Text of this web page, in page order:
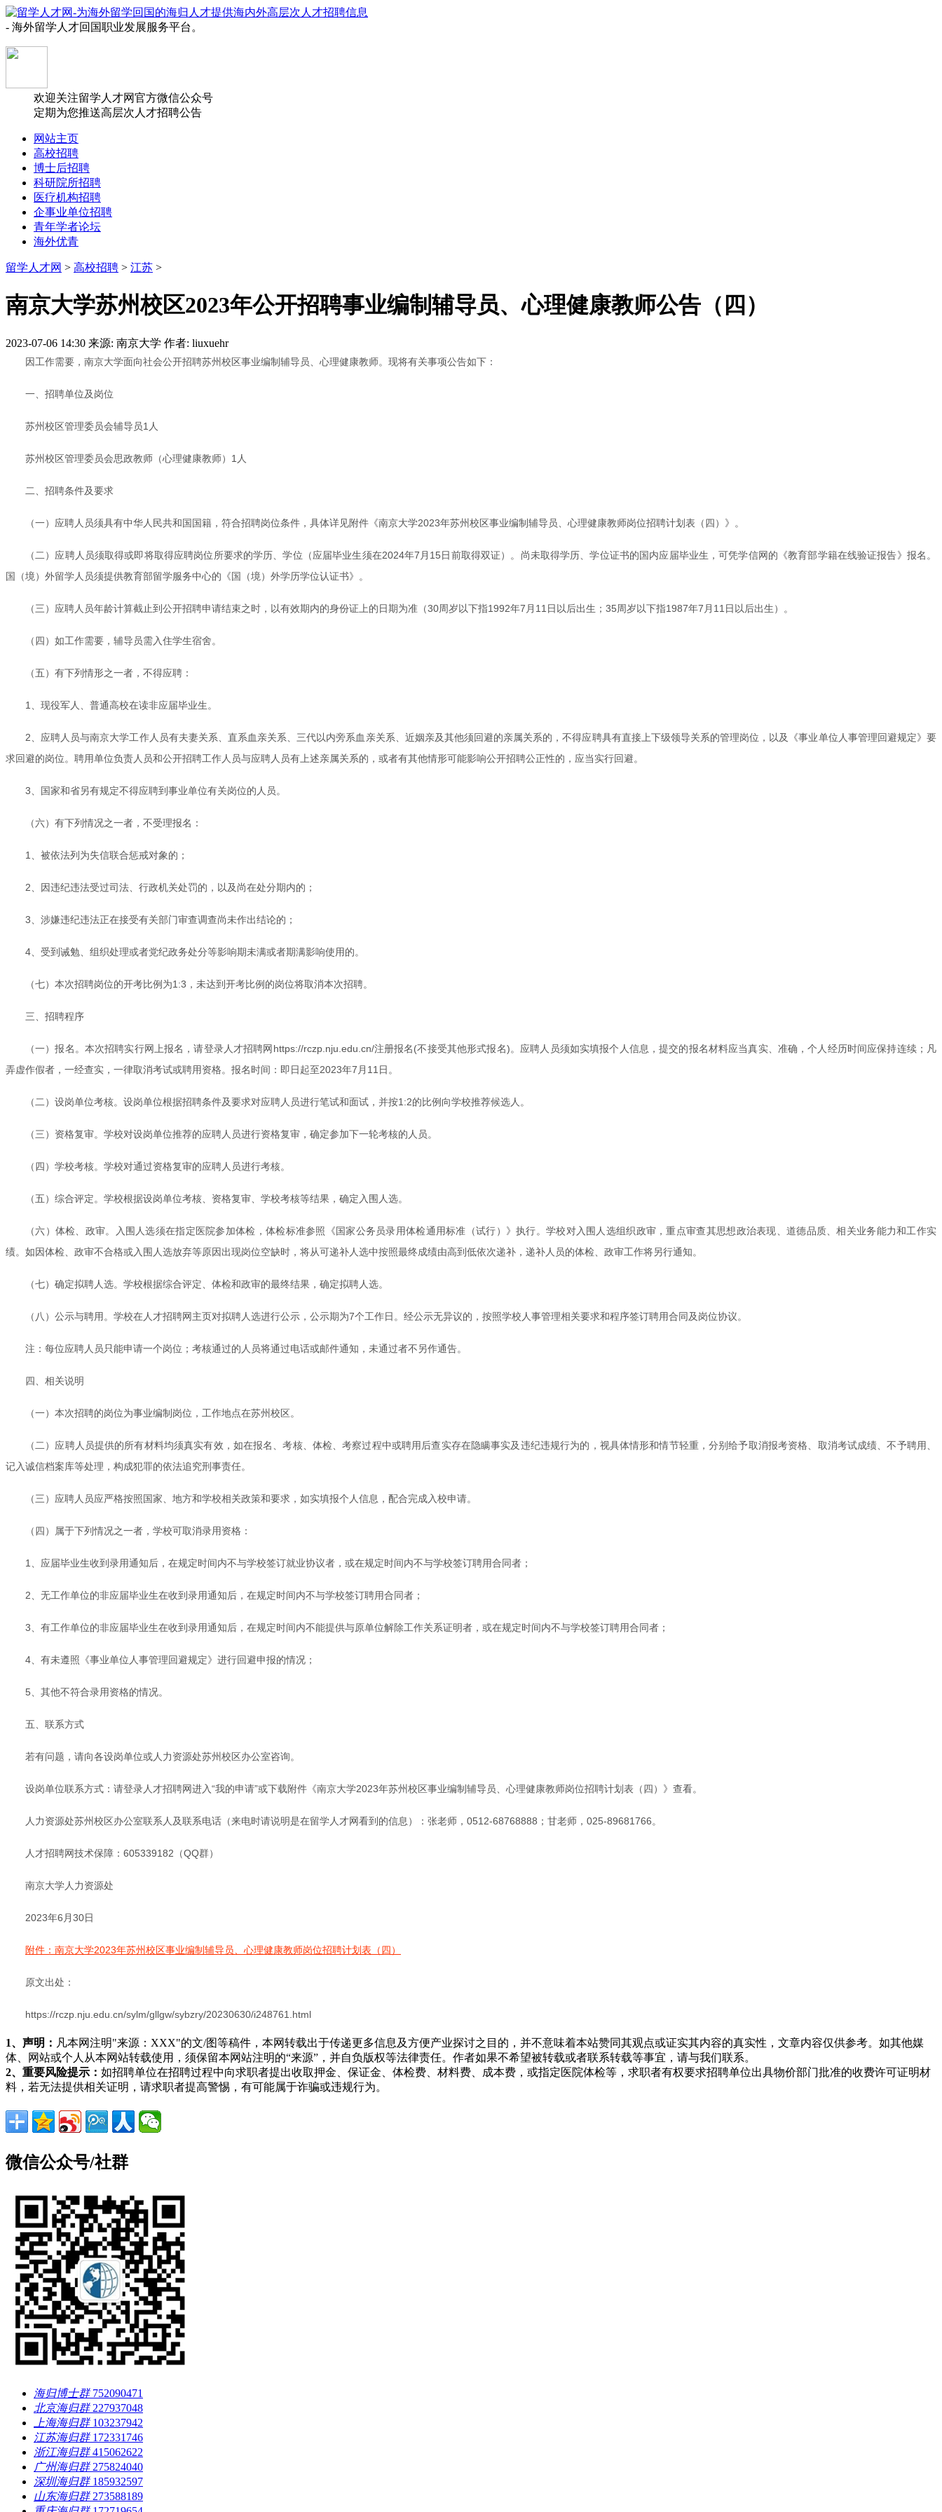
- 海外留学人才回国职业发展服务平台。
欢迎关注留学人才网官方微信公众号
定期为您推送高层次人才招聘公告
网站主页
高校招聘
博士后招聘
科研院所招聘
医疗机构招聘
企事业单位招聘
青年学者论坛
海外优青
留学人才网 > 高校招聘 > 江苏 >
南京大学苏州校区2023年公开招聘事业编制辅导员、心理健康教师公告（四）
2023-07-06 14:30 来源: 南京大学 作者: liuxuehr
因工作需要，南京大学面向社会公开招聘苏州校区事业编制辅导员、心理健康教师。现将有关事项公告如下：
一、招聘单位及岗位
苏州校区管理委员会辅导员1人
苏州校区管理委员会思政教师（心理健康教师）1人
二、招聘条件及要求
（一）应聘人员须具有中华人民共和国国籍，符合招聘岗位条件，具体详见附件《南京大学2023年苏州校区事业编制辅导员、心理健康教师岗位招聘计划表（四）》。
（二）应聘人员须取得或即将取得应聘岗位所要求的学历、学位（应届毕业生须在2024年7月15日前取得双证）。尚未取得学历、学位证书的国内应届毕业生，可凭学信网的《教育部学籍在线验证报告》报名。
国（境）外留学人员须提供教育部留学服务中心的《国（境）外学历学位认证书》。
（三）应聘人员年龄计算截止到公开招聘申请结束之时，以有效期内的身份证上的日期为准（30周岁以下指1992年7月11日以后出生；35周岁以下指1987年7月11日以后出生）。
（四）如工作需要，辅导员需入住学生宿舍。
（五）有下列情形之一者，不得应聘：
1、现役军人、普通高校在读非应届毕业生。
2、应聘人员与南京大学工作人员有夫妻关系、直系血亲关系、三代以内旁系血亲关系、近姻亲及其他须回避的亲属关系的，不得应聘具有直接上下级领导关系的管理岗位，以及《事业单位人事管理回避规定》要
求回避的岗位。聘用单位负责人员和公开招聘工作人员与应聘人员有上述亲属关系的，或者有其他情形可能影响公开招聘公正性的，应当实行回避。
3、国家和省另有规定不得应聘到事业单位有关岗位的人员。
（六）有下列情况之一者，不受理报名：
1、被依法列为失信联合惩戒对象的；
2、因违纪违法受过司法、行政机关处罚的，以及尚在处分期内的；
3、涉嫌违纪违法正在接受有关部门审查调查尚未作出结论的；
4、受到诫勉、组织处理或者党纪政务处分等影响期未满或者期满影响使用的。
（七）本次招聘岗位的开考比例为1:3，未达到开考比例的岗位将取消本次招聘。
三、招聘程序
（一）报名。本次招聘实行网上报名，请登录人才招聘网https://rczp.nju.edu.cn/注册报名(不接受其他形式报名)。应聘人员须如实填报个人信息，提交的报名材料应当真实、准确，个人经历时间应保持连续；凡
弄虚作假者，一经查实，一律取消考试或聘用资格。报名时间：即日起至2023年7月11日。
（二）设岗单位考核。设岗单位根据招聘条件及要求对应聘人员进行笔试和面试，并按1:2的比例向学校推荐候选人。
（三）资格复审。学校对设岗单位推荐的应聘人员进行资格复审，确定参加下一轮考核的人员。
（四）学校考核。学校对通过资格复审的应聘人员进行考核。
（五）综合评定。学校根据设岗单位考核、资格复审、学校考核等结果，确定入围人选。
（六）体检、政审。入围人选须在指定医院参加体检，体检标准参照《国家公务员录用体检通用标准（试行）》执行。学校对入围人选组织政审，重点审查其思想政治表现、道德品质、相关业务能力和工作实
绩。如因体检、政审不合格或入围人选放弃等原因出现岗位空缺时，将从可递补人选中按照最终成绩由高到低依次递补，递补人员的体检、政审工作将另行通知。
（七）确定拟聘人选。学校根据综合评定、体检和政审的最终结果，确定拟聘人选。
（八）公示与聘用。学校在人才招聘网主页对拟聘人选进行公示，公示期为7个工作日。经公示无异议的，按照学校人事管理相关要求和程序签订聘用合同及岗位协议。
注：每位应聘人员只能申请一个岗位；考核通过的人员将通过电话或邮件通知，未通过者不另作通告。
四、相关说明
（一）本次招聘的岗位为事业编制岗位，工作地点在苏州校区。
（二）应聘人员提供的所有材料均须真实有效，如在报名、考核、体检、考察过程中或聘用后查实存在隐瞒事实及违纪违规行为的，视具体情形和情节轻重，分别给予取消报考资格、取消考试成绩、不予聘用、
记入诚信档案库等处理，构成犯罪的依法追究刑事责任。
（三）应聘人员应严格按照国家、地方和学校相关政策和要求，如实填报个人信息，配合完成入校申请。
（四）属于下列情况之一者，学校可取消录用资格：
1、应届毕业生收到录用通知后，在规定时间内不与学校签订就业协议者，或在规定时间内不与学校签订聘用合同者；
2、无工作单位的非应届毕业生在收到录用通知后，在规定时间内不与学校签订聘用合同者；
3、有工作单位的非应届毕业生在收到录用通知后，在规定时间内不能提供与原单位解除工作关系证明者，或在规定时间内不与学校签订聘用合同者；
4、有未遵照《事业单位人事管理回避规定》进行回避申报的情况；
5、其他不符合录用资格的情况。
五、联系方式
若有问题，请向各设岗单位或人力资源处苏州校区办公室咨询。
设岗单位联系方式：请登录人才招聘网进入“我的申请”或下载附件《南京大学2023年苏州校区事业编制辅导员、心理健康教师岗位招聘计划表（四）》查看。
人力资源处苏州校区办公室联系人及联系电话（来电时请说明是在留学人才网看到的信息）：张老师，0512-68768888；甘老师，025-89681766。
人才招聘网技术保障：605339182（QQ群）
南京大学人力资源处
2023年6月30日
附件：南京大学2023年苏州校区事业编制辅导员、心理健康教师岗位招聘计划表（四）
原文出处：
https://rczp.nju.edu.cn/sylm/gllgw/sybzry/20230630/i248761.html
1、声明： 凡本网注明"来源：XXX"的文/图等稿件，本网转载出于传递更多信息及方便产业探讨之目的，并不意味着本站赞同其观点或证实其内容的真实性，文章内容仅供参考。如其他媒
体、网站或个人从本网站转载使用，须保留本网站注明的“来源”，并自负版权等法律责任。作者如果不希望被转载或者联系转载等事宜，请与我们联系。
2、重要风险提示： 如招聘单位在招聘过程中向求职者提出收取押金、保证金、体检费、材料费、成本费，或指定医院体检等，求职者有权要求招聘单位出具物价部门批准的收费许可证明材
料，若无法提供相关证明，请求职者提高警惕，有可能属于诈骗或违规行为。
微信公众号/社群
海归博士群 752090471
北京海归群 227937048
上海海归群 103237942
江苏海归群 172331746
浙江海归群 415062622
广州海归群 275824040
深圳海归群 185932597
山东海归群 273588189